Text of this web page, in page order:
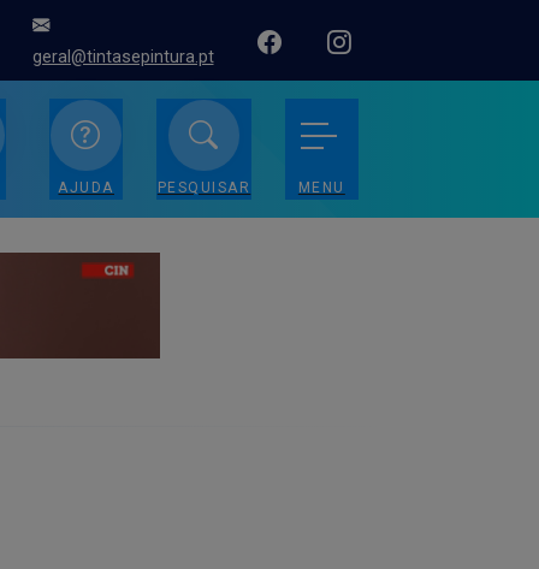
geral@tintasepintura.pt
AJUDA PESQUISAR MENU